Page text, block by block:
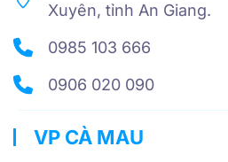
Xuyên, tỉnh An Giang.
0985 103 666
0906 020 090
VP CÀ MAU